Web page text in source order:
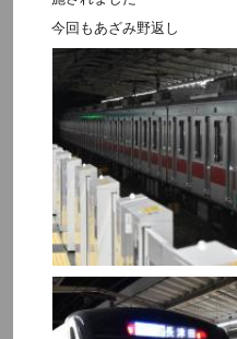
今回もあざみ野返し